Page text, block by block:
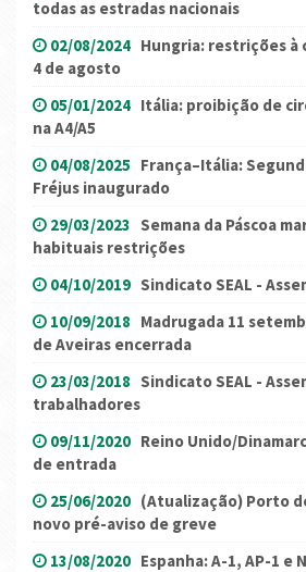
todas as estradas nacionais
02/08/2024 Hungria: restrições à
4 de agosto
05/01/2024 Itália: proibição de
na A4/A5
04/08/2025 França–Itália:
Fréjus inaugurado
29/03/2023 Semana da Páscoa
habituais restrições
04/10/2019 Sindicato SEAL -
10/09/2018 Madrugada 11
de Aveiras encerrada
23/03/2018 Sindicato SEAL -
trabalhadores
09/11/2020 Reino Unido/
de entrada
25/06/2020 (Atualização) Porto
novo pré-aviso de greve
13/08/2020 Espanha: A-1, AP-1 e